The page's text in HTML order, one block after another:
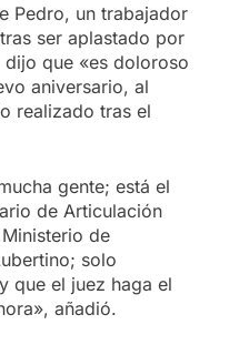
Pedro, un trabajador
ser aplastado por
que «es doloroso
aniversario, al
realizado tras el
gente; está el
de Articulación
de
solo
que el juez haga el
añadió.